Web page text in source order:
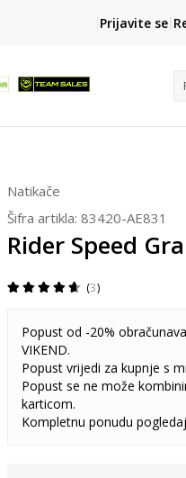
Prijavite se
Natikače
Šifra artikla: 83420-AE831
Rider Speed
3
Popust od -20%
VIKEND.
Popust vrijedi za kupnje s
Popust se ne može
karticom.
Kompletnu ponudu pogledaj